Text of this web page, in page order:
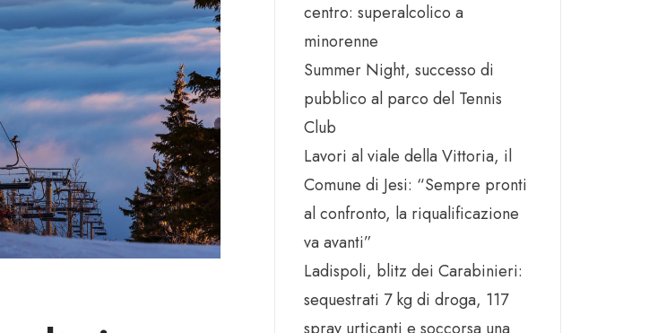
centro: superalcolico a
minorenne
Summer Night, successo di
pubblico al parco del Tennis
Club
Lavori al viale della Vittoria, il
Comune di Jesi: “Sempre pronti
al confronto, la riqualificazione
va avanti”
Ladispoli, blitz dei Carabinieri:
sequestrati 7 kg di droga, 117